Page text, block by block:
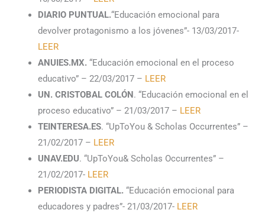
DIARIO PUNTUAL.“Educación emocional para
devolver protagonismo a los jóvenes”- 13/03/2017-
LEER
ANUIES.MX. “Educación emocional en el proceso
educativo” – 22/03/2017 – LEER
UN. CRISTOBAL COLÓN . “Educación emocional en el
proceso educativo” – 21/03/2017 – LEER
TEINTERESA.ES. “UpToYou & Scholas Occurrentes” –
21/02/2017 – LEER
UNAV.EDU. “UpToYou& Scholas Occurrentes” –
21/02/2017- LEER
PERIODISTA DIGITAL. “Educación emocional para
educadores y padres”- 21/03/2017- LEER